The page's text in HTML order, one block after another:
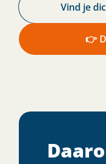
Vind je
👉